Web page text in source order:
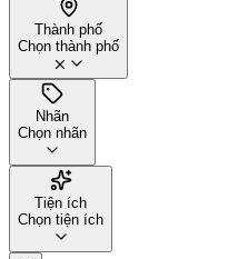
Thành phố
Chọn thành phố
Nhãn
Chọn nhãn
Tiện ích
Chọn tiện ích